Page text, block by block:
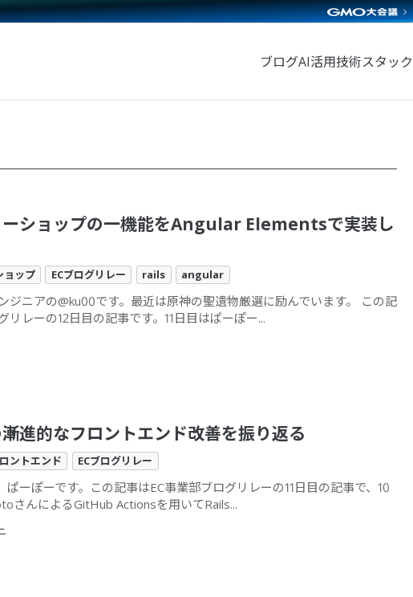
ブログAI活用技術スタック
ーショップの一機能をAngular Elementsで実装し
ョップ ECブログリレー rails angular
ジニアの@ku00です。最近は原神の聖遺物厳選に励んでいます。 この記
リレーの12日目の記事です。11日目はぱーぽー...
進的なフロントエンド改善を振り返る
ントエンド ECブログリレー
ぱーぽーです。この記事はEC事業部ブログリレーの11日目の記事で、10
さんによるGitHub Actionsを用いてRails...